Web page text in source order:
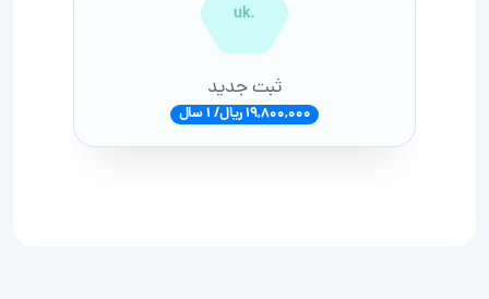
.uk
ثبت جدید
19,800,000 ریال/ 1 سال